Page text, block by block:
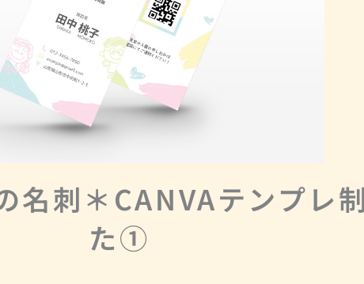
名刺＊CANVAテンプレ
た①